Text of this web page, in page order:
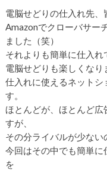
電脳せどりの仕入れ先、
Amazonでクローバサー
ました（笑）
それよりも簡単に仕入れ
電脳せどりも楽しくなり
仕入れに使えるネット
す。
ほとんどが、ほとんど
すが、
その分ライバルが少ない
今回はその中でも簡単
を